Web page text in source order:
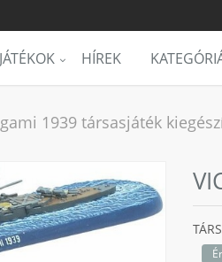
JÁTÉKOK HÍREK
1939 társasjáték